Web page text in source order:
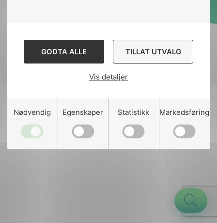
GODTA ALLE TILLAT UTVALG
Vis detaljer
Nødvendig Egenskaper Statistikk Markedsføring